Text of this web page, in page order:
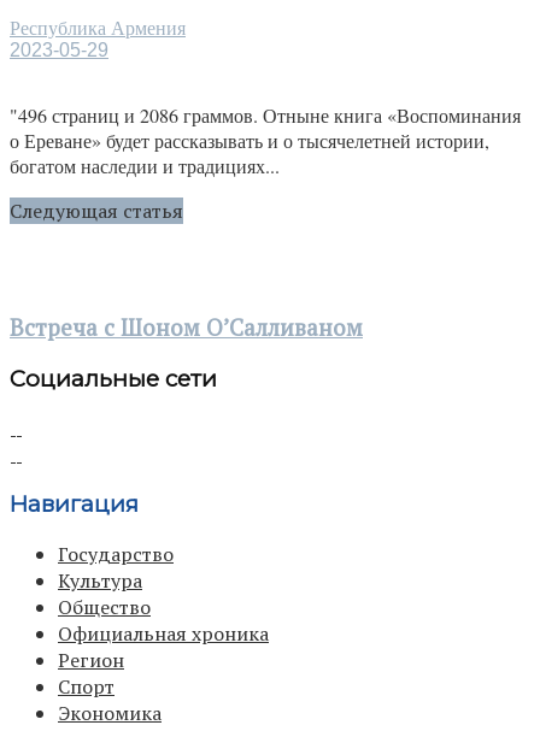
Республика Армения
2023-05-29
"496 страниц и 2086 граммов. Отныне книга «Воспоминания
о Ереване» будет рассказывать и о тысячелетней истории,
богатом наследии и традициях...
Следующая статья
Встреча с Шоном О’Салливаном
Социальные сети
Навигация
Государство
Культура
Общество
Официальная хроника
Регион
Спорт
Экономика